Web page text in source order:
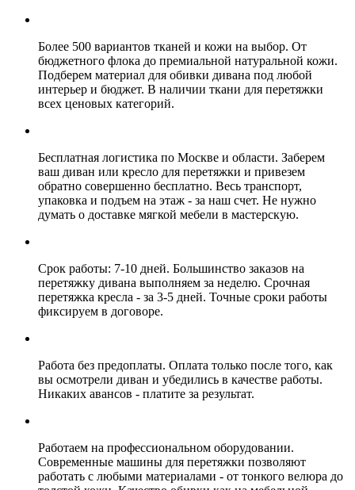
Более 500 вариантов тканей и кожи на выбор. От
бюджетного флока до премиальной натуральной кожи.
Подберем материал для обивки дивана под любой
интерьер и бюджет. В наличии ткани для перетяжки
всех ценовых категорий.
Бесплатная логистика по Москве и области. Заберем
ваш диван или кресло для перетяжки и привезем
обратно совершенно бесплатно. Весь транспорт,
упаковка и подъем на этаж - за наш счет. Не нужно
думать о доставке мягкой мебели в мастерскую.
Срок работы: 7-10 дней. Большинство заказов на
перетяжку дивана выполняем за неделю. Срочная
перетяжка кресла - за 3-5 дней. Точные сроки работы
фиксируем в договоре.
Работа без предоплаты. Оплата только после того, как
вы осмотрели диван и убедились в качестве работы.
Никаких авансов - платите за результат.
Работаем на профессиональном оборудовании.
Современные машины для перетяжки позволяют
работать с любыми материалами - от тонкого велюра до